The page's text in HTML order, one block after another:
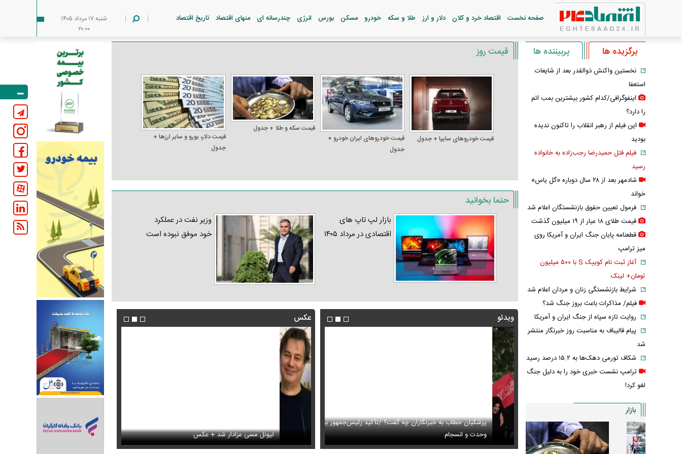
صفحه نخست اقتصاد خرد و کلان دلار و ارز طلا و سکه خودرو مسکن بورس انرژی چندرسانه ای منهای اقتصاد تاریخ اقتصاد
شنبه ۱۷ مرداد ۱۴۰۵
۲۰:۰۰
قیمت روز
قیمت خودرو‌های سایپا + جدول
قیمت خودرو‌های ایران خودرو +
جدول
قیمت سکه و طلا + جدول
قیمت دلار، یورو و سایر ارز‌ها +
جدول
حتما بخوانید
بازار لپ‌ تاپ‌ های
اقتصادی در مرداد ۱۴۰۵
وزیر نفت در عملکرد
خود موفق نبوده است
ویدئو
تجمعات شبانه تعیین تکلیف شد
پزشکیان خطاب به خبرنگاران چه گفت؟ /تأکید رئیس‌جمهور بر
وحدت و انسجام
این فیلم از رهبر انقلاب را تاکنون ندیده بودید / انتشار برای نخستین
فیلم / ادامه تجمعات شبانه تعیین تکلیف شد
عکس
شهباز شریف خبرساز شد عکس / عاشقانه‌های دختران پیمان قاسم خانی لیونل مسی عزادار شد + عکس جوراب‌های شهباز شریف خبرساز شد
برگزیده ها پربیننده ها
نخستین واکنش ذوالقدر بعد از شایعات
استعفا
اینفوگرافی/کدام کشور بیشترین بمب اتم
را دارد؟
این فیلم از رهبر انقلاب را تاکنون ندیده
بودید
فیلم قتل حمیدرضا رجب‌زاده به خانواده
رسید
شادمهر بعد از ۲۸ سال دوباره «گل یاس»
خواند
فرمول تعیین حقوق بازنشستگان اعلام شد
قیمت طلای ۱۸ عیار از ۱۹ میلیون گذشت
قطعنامه پایان جنگ ایران و آمریکا روی
میز ترامپ
آغاز ثبت نام کوییک S با ۵۰۰ میلیون
تومان+ لینک
شرایط بازنشستگی زنان و مردان اعلام شد
فیلم/ مذاکرات باعث بروز جنگ شد؟
روایت تازه سپاه از جنگ ایران و آمریکا
پیام قالیباف به مناسبت روز خبرنگار منتشر
شد
شکاف تورمی دهک‌ها به ۱۵.۲ درصد رسید
ترامپ نشست خبری خود را به دلیل جنگ
لغو کرد!
بازار